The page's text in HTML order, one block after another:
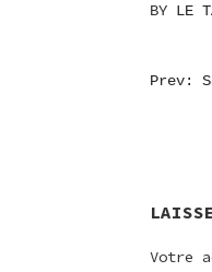
BY LE
Prev:
Votre